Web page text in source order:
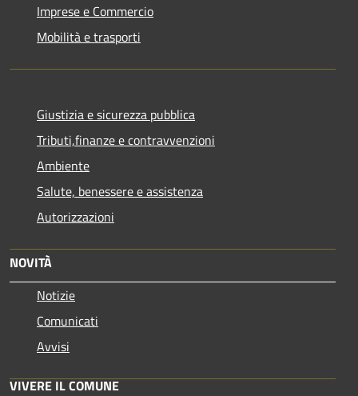
Imprese e Commercio
Mobilità e trasporti
Giustizia e sicurezza pubblica
Tributi,finanze e contravvenzioni
Ambiente
Salute, benessere e assistenza
Autorizzazioni
NOVITÀ
Notizie
Comunicati
Avvisi
VIVERE IL COMUNE